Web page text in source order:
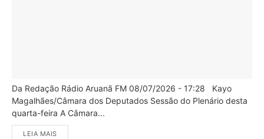
Da Redação Rádio Aruanã FM 08/07/2026 - 17:28 Kayo
Magalhães/Câmara dos Deputados Sessão do Plenário desta
quarta-feira A Câmara...
LEIA MAIS